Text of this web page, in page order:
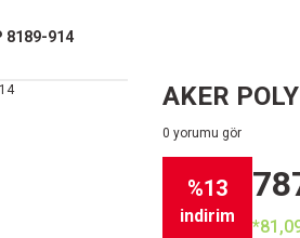
8189-914
AKER
0 yorumu gör
%13
indirim